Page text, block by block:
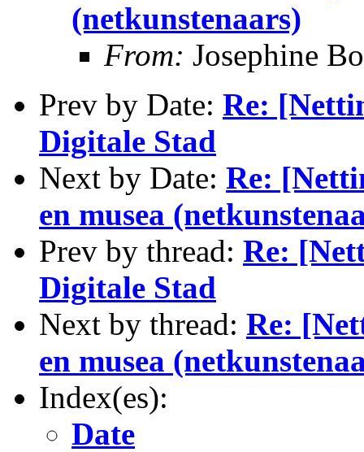
(netkunstenaars)
From: Josephine
Prev by Date: Re:
Digitale Stad
Next by Date: Re:
en musea
Prev by thread: Re:
Digitale Stad
Next by thread: Re:
en musea
Index(es):
Date